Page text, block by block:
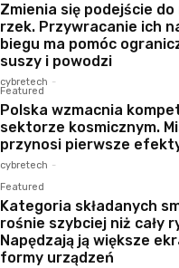
Zmienia się podejście
rzek. Przywracanie ich
biegu ma pomóc
suszy i powodzi
cybretech -
Featured
Polska wzmacnia
sektorze kosmicznym.
przynosi pierwsze
cybretech -
Featured
Kategoria składanych
rośnie szybciej niż cały
Napędzają ją większe
formy urządzeń